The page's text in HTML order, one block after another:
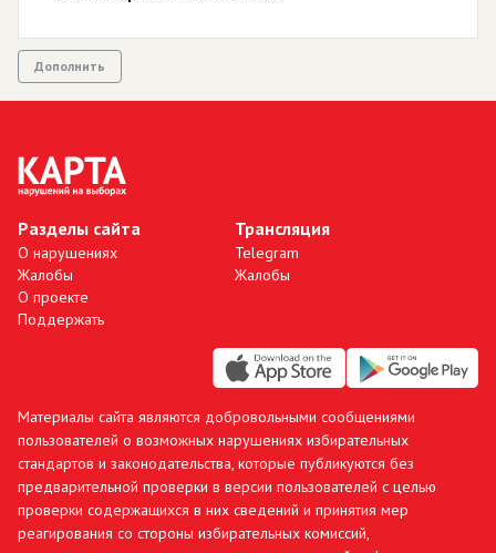
Дополнить
Разделы сайта
О нарушениях
Жалобы
О проекте
Поддержать
Трансляция
Telegram
Жалобы
Материалы сайта являются добровольными сообщениями
пользователей о возможных нарушениях избирательных
стандартов и законодательства, которые публикуются без
предварительной проверки в версии пользователей с целью
проверки содержащихся в них сведений и принятия мер
реагирования со стороны избирательных комиссий,